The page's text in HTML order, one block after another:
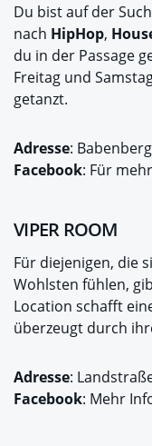
Du bist auf der
nach HipHop,
du in der Passage
Freitag und
getanzt.
Adresse:
Facebook: Für
VIPER ROOM
Für diejenigen, die
Wohlsten fühlen,
Location schafft
überzeugt durch
Adresse:
Facebook: Mehr